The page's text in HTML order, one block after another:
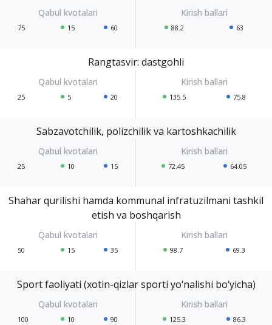
75 15 60 88.2 63
Rangtasvir: dastgohli
25 5 20 135.5 75.8
Sabzavotchilik, polizchilik va kartoshkachilik
25 10 15 72.45 64.05
Shahar qurilishi hamda kommunal infratuzilmani tashkil
etish va boshqarish
50 15 35 98.7 69.3
Sport faoliyati (xotin-qizlar sporti yo‘nalishi bo‘yicha)
100 10 90 125.3 86.3